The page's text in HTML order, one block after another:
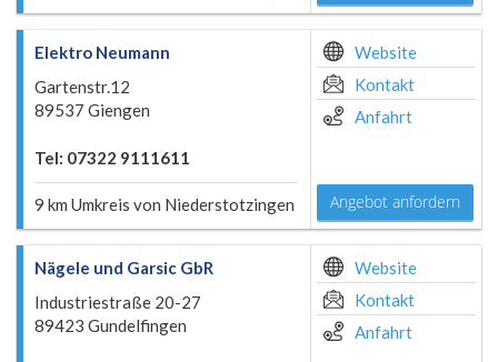
Elektro Neumann
Gartenstr.12
89537 Giengen
Tel: 07322 9111611
9 km Umkreis von Niederstotzingen
Website
Kontakt
Anfahrt
Angebot anfordern
Nägele und Garsic GbR
Industriestraße 20-27
89423 Gundelfingen
Website
Kontakt
Anfahrt